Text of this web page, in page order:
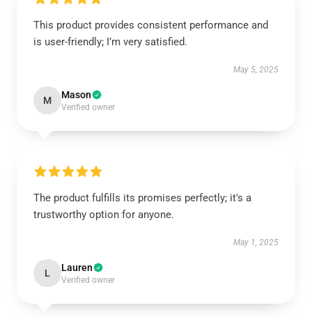
This product provides consistent performance and
is user-friendly; I’m very satisfied.
May 5, 2025
M Mason
Verified owner
The product fulfills its promises perfectly; it's a
trustworthy option for anyone.
May 1, 2025
L Lauren
Verified owner